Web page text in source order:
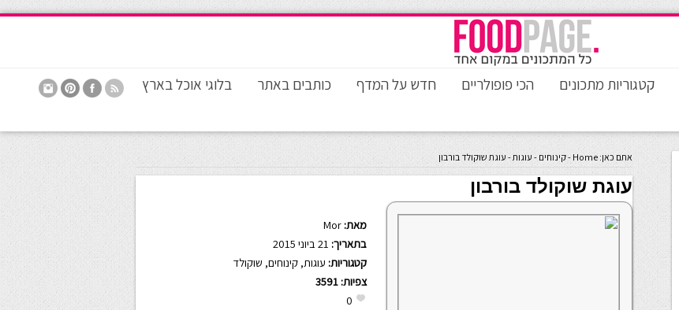
קטגוריות מתכונים הכי פופולריים חדש על המדף כותבים באתר בלוגי אוכל בארץ
אתם כאן: Home
-קינוחים - עוגות- עוגת שוקולד בורבון
עוגת שוקולד בורבון
מאת: Mor
בתאריך:
קטגוריות: עוגות, קינוחים, שוקולד
צפיות: 3591
0